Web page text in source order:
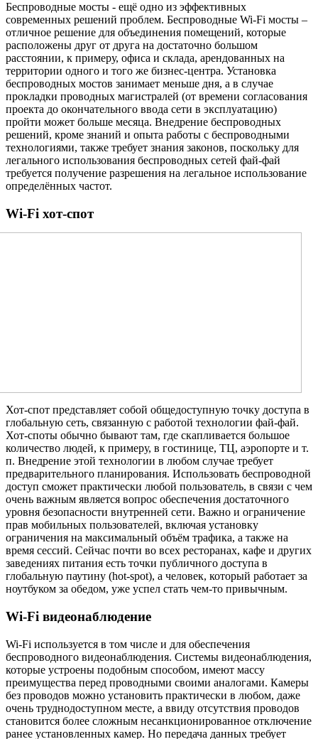
Беспроводные мосты - ещё одно из эффективных
современных решений проблем. Беспроводные Wi-Fi мосты –
отличное решение для объединения помещений, которые
расположены друг от друга на достаточно большом
расстоянии, к примеру, офиса и склада, арендованных на
территории одного и того же бизнес-центра. Установка
беспроводных мостов занимает меньше дня, а в случае
прокладки проводных магистралей (от времени согласования
проекта до окончательного ввода сети в эксплуатацию)
пройти может больше месяца. Внедрение беспроводных
решений, кроме знаний и опыта работы с беспроводными
технологиями, также требует знания законов, поскольку для
легального использования беспроводных сетей фай-фай
требуется получение разрешения на легальное использование
определённых частот.
Wi-Fi хот-спот
Хот-спот представляет собой общедоступную точку доступа в
глобальную сеть, связанную с работой технологии фай-фай.
Хот-споты обычно бывают там, где скапливается большое
количество людей, к примеру, в гостинице, ТЦ, аэропорте и т.
п. Внедрение этой технологии в любом случае требует
предварительного планирования. Использовать беспроводной
доступ сможет практически любой пользователь, в связи с чем
очень важным является вопрос обеспечения достаточного
уровня безопасности внутренней сети. Важно и ограничение
прав мобильных пользователей, включая установку
ограничения на максимальный объём трафика, а также на
время сессий. Сейчас почти во всех ресторанах, кафе и других
заведениях питания есть точки публичного доступа в
глобальную паутину (hot-spot), а человек, который работает за
ноутбуком за обедом, уже успел стать чем-то привычным.
Wi-Fi видеонаблюдение
Wi-Fi используется в том числе и для обеспечения
беспроводного видеонаблюдения. Системы видеонаблюдения,
которые устроены подобным способом, имеют массу
преимущества перед проводными своими аналогами. Камеры
без проводов можно установить практически в любом, даже
очень труднодоступном месте, а ввиду отсутствия проводов
становится более сложным несанкционированное отключение
ранее установленных камер. Но передача данных требует